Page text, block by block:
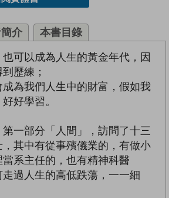
介 本書目錄
可以成為人生的黃金年代，因
歷練；
為我們人生中的財富，假如我
好學習。
一部分「人間」，訪問了十三
其中有從事殯儀業的，有做小
系主任的，也有精神科醫
過人生的高低跌蕩，一一細